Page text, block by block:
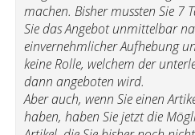
machen. Bisher mussten Sie 7
Sie das Angebot unmittelbar
einvernehmlicher Aufhebung
keine Rolle, welchem der
dann angeboten wird.
Aber auch, wenn Sie einen
haben, haben Sie jetzt die